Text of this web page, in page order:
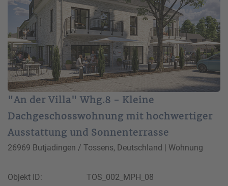
"An der Villa" Whg.8 - Kleine
Dachgeschosswohnung mit hochwertiger
Ausstattung und Sonnenterrasse
26969 Butjadingen / Tossens, Deutschland | Wohnung
Objekt ID:
TOS_002_MPH_08